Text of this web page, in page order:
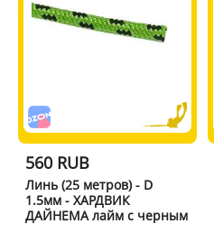
560 RUB
Линь (25 метров) - D
1.5мм - ХАРДВИК
ДАЙНЕМА лайм с черным